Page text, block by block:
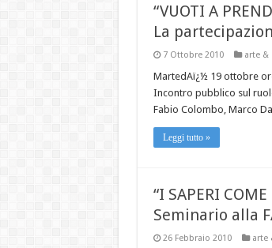
“VUOTI A
La
7 Ottobre 2010 arte &
MartedAï¿½ 19 ottobre
Incontro pubblico sul
Fabio Colombo, Marco
Leggi tutto »
“I SAPERI
Seminario alla
26 Febbraio 2010 arte